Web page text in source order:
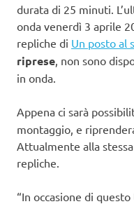
durata di 25 minuti.
onda venerdì 3 aprile
repliche di Un posto al
riprese , non sono
in onda.
Appena ci sarà
montaggio, e
Attualmente alla
repliche.
“In occasione di